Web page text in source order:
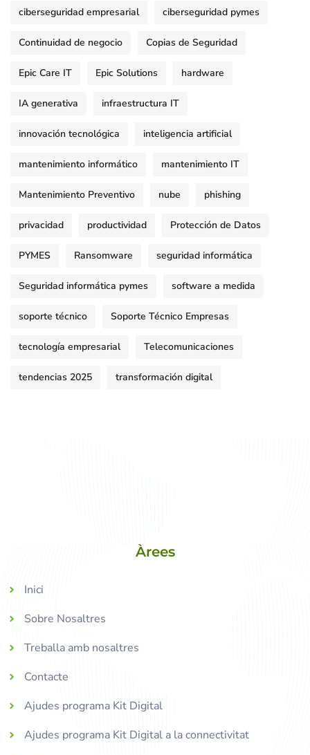
ciberseguridad empresarial ciberseguridad pymes
Continuidad de negocio Copias de Seguridad
Epic Care IT Epic Solutions hardware
IA generativa infraestructura IT
innovación tecnológica inteligencia artificial
mantenimiento informático mantenimiento IT
Mantenimiento Preventivo nube phishing
privacidad productividad Protección de Datos
PYMES Ransomware seguridad informática
Seguridad informática pymes software a medida
soporte técnico Soporte Técnico Empresas
tecnología empresarial Telecomunicaciones
tendencias 2025 transformación digital
Àrees
Inici
Sobre Nosaltres
Treballa amb nosaltres
Contacte
Ajudes programa Kit Digital
Ajudes programa Kit Digital a la connectivitat